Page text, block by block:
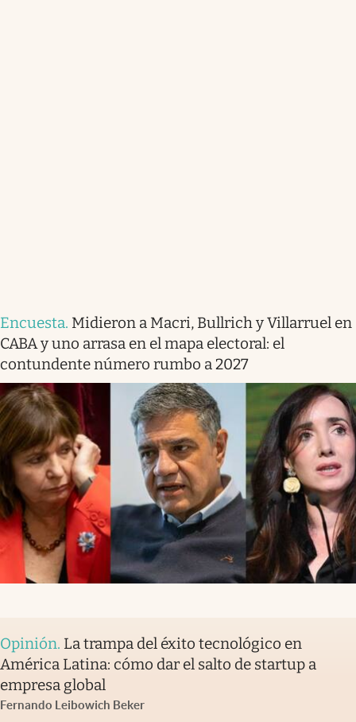
Encuesta. Midieron a Macri, Bullrich y Villarruel en
CABA y uno arrasa en el mapa electoral: el
contundente número rumbo a 2027
Opinión. La trampa del éxito tecnológico en
América Latina: cómo dar el salto de startup a
empresa global
Fernando Leibowich Beker